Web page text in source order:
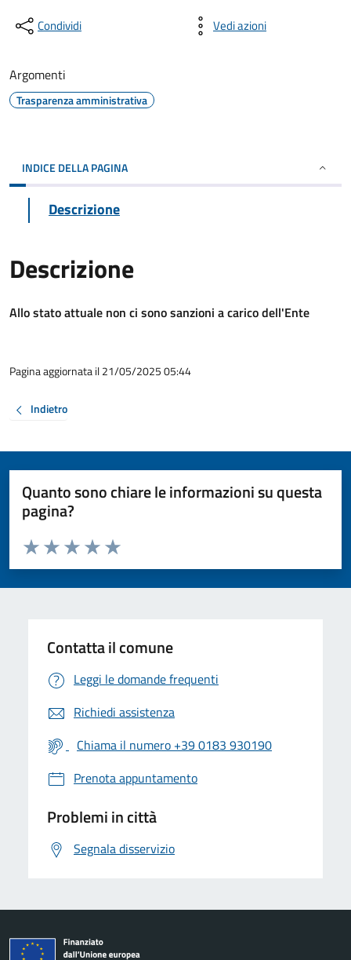
Condividi Vedi azioni
Argomenti
Trasparenza amministrativa
INDICE DELLA PAGINA
Descrizione
Descrizione
Allo stato attuale non ci sono sanzioni a carico dell'Ente
Pagina aggiornata il 21/05/2025 05:44
Indietro
Quanto sono chiare le informazioni su questa
pagina?
Valuta da 1 a 5 stelle la pagina
Valuta 5 stelle su 5
Valuta 4 stelle su 5
Valuta 3 stelle su 5
Valuta 2 stelle su 5
Valuta 1 stelle su 5
Contatta il comune
Leggi le domande frequenti
Richiedi assistenza
Chiama il numero +39 0183 930190
Prenota appuntamento
Problemi in città
Segnala disservizio